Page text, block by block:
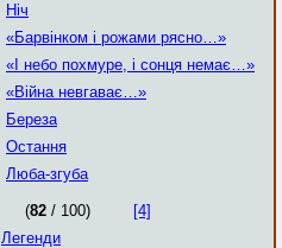
Ніч
«Барвінком і рожами рясно…»
«І небо похмуре, і сонця немає…»
«Війна невгаває…»
Береза
Остання
Люба-згуба
(82 / 100)
[4]
Легенди